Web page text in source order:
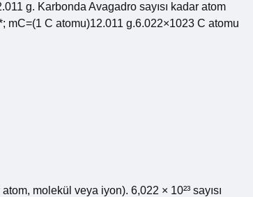
g. Karbonda Avagadro sayısı kadar atom
C atomu)12.011 g.6.022×1023 C atomu
molekül veya iyon). 6,022 × 10²³ sayısı